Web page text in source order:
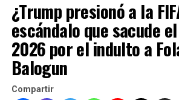
RELATED TOPICS: DESTACADOS
UP NEXT
Día Mundial del Riñón
DON'T MISS
Remontada histórica del Real Madrid
Trump como a su administración.
Entre los puntos más severos bajo
Negocios inmobiliarios de alto
de costosas oficinas por parte
la emblemática Trump Tower en
¿Trump presionó a la
escándalo que sacude
2026 por el indulto a
Balogun
Compartir